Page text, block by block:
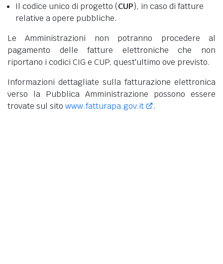
Il codice unico di progetto (CUP), in caso di fatture
relative a opere pubbliche.
Le Amministrazioni non potranno procedere al
pagamento delle fatture elettroniche che non
riportano i codici CIG e CUP, quest'ultimo ove previsto.
Informazioni dettagliate sulla fatturazione elettronica
verso la Pubblica Amministrazione possono essere
trovate sul sito www.fatturapa.gov.it .